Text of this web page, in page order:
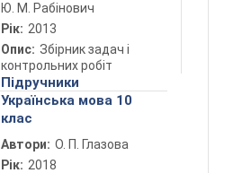
Ю. М. Рабінович
Рік: 2013
Опис: Збірник задач і
контрольних робіт
Підручники
Українська мова 10
клас
Автори: О. П. Глазова
Рік: 2018